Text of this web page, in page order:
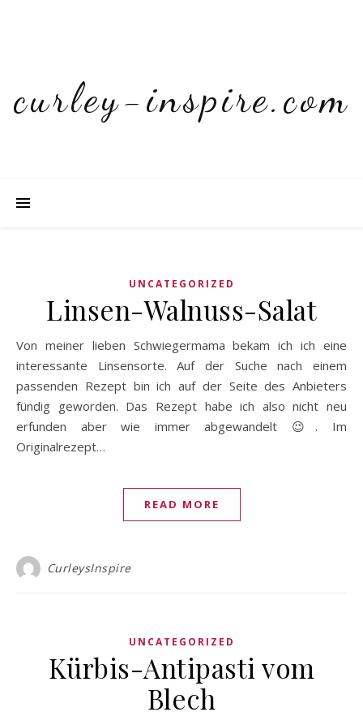
curley-inspire.com
UNCATEGORIZED
Linsen-Walnuss-Salat
Von meiner lieben Schwiegermama bekam ich ich eine
interessante Linsensorte. Auf der Suche nach einem
passenden Rezept bin ich auf der Seite des Anbieters
fündig geworden. Das Rezept habe ich also nicht neu
erfunden aber wie immer abgewandelt 😉. Im
Originalrezept…
READ MORE
CurleysInspire
UNCATEGORIZED
Kürbis-Antipasti vom
Blech